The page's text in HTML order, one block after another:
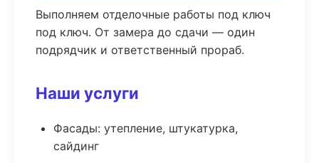
Выполняем отделочные работы под ключ
под ключ. От замера до сдачи — один
подрядчик и ответственный прораб.
Наши услуги
Фасады: утепление, штукатурка,
сайдинг